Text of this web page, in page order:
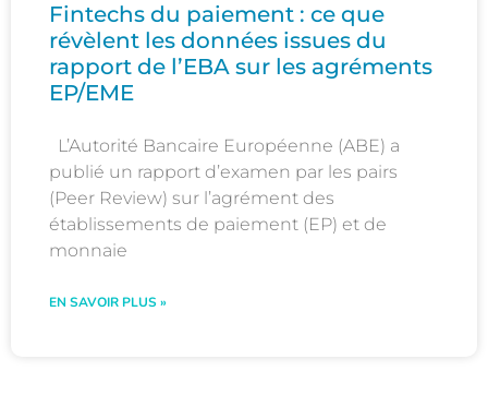
Fintechs du paiement : ce que
révèlent les données issues du
rapport de l’EBA sur les agréments
EP/EME
L’Autorité Bancaire Européenne (ABE) a
publié un rapport d’examen par les pairs
(Peer Review) sur l’agrément des
établissements de paiement (EP) et de
monnaie
EN SAVOIR PLUS »